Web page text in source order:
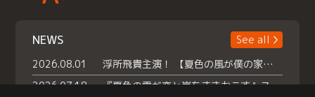
NEWS
See all
2026.08.01
浮所飛貴主演！ 【夏色の風が僕の家にやってきた】 本日よりテラサで独占配信スタート！
2026.07.18
『夏色の雲が恋と嵐をまきおこす』スペシャルメイキング 【Part1】2026年７月18日（土）23時30分～配信スタート！話題のシーンの裏側を大公開！豪華キャスト大集合！ 『武宮家 真夏の家族会議』開催！